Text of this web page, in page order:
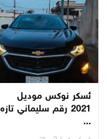
ئسكر نوكس موديل
2021 رقم سليماني تازه
...